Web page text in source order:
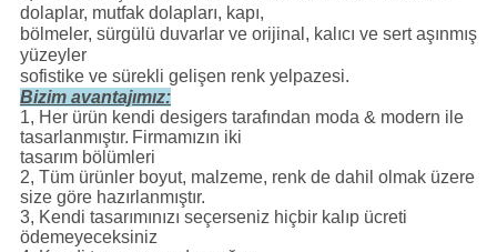
dolaplar, mutfak dolapları, kapı,
bölmeler, sürgülü duvarlar ve orijinal, kalıcı ve sert aşınmış
yüzeyler
sofistike ve sürekli gelişen renk yelpazesi.
Bizim avantajımız:
1, Her ürün kendi desigers tarafından moda & modern ile
tasarlanmıştır. Firmamızın iki
tasarım bölümleri
2, Tüm ürünler boyut, malzeme, renk de dahil olmak üzere
size göre hazırlanmıştır.
3, Kendi tasarımınızı seçerseniz hiçbir kalıp ücreti
ödemeyeceksiniz